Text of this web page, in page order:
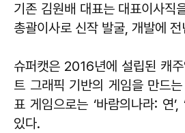
기존 김원배 대표는 대표이사직
총괄이사로 신작 발굴, 개발에 전
슈퍼캣은 2016년에 설립된 캐
트 그래픽 기반의 게임을 만드
표 게임으로는 ‘바람의나라: 연’,
있다.